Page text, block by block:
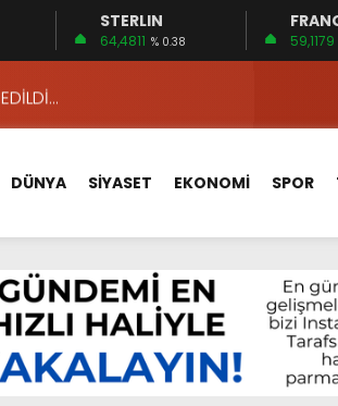
STERLIN
64,4811 % 0.38 59,1179
FİRMA
UYGUN MU?
KONUŞULDU
KONUŞTUK
İÇİN SAHADA
ÖNLEMEK İÇİN GÖRÜŞTÜLER…
SAĞLIĞI!
AYLIĞININ 40 BİN LİRA OLMASINI İSTİYOR!
15 FİRMA
DÜNYA SİYASET EKONOMİ SPOR